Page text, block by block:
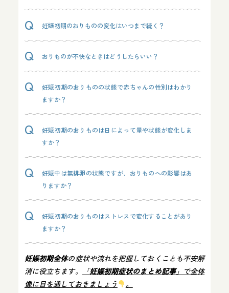
妊娠初期のおりものの変化はいつまで続く？
おりものが不快なときはどうしたらいい？
妊娠初期のおりものの状態で赤ちゃんの性別はわかり
ますか？
妊娠初期のおりものは日によって量や状態が変化しま
すか？
妊娠中は無排卵の状態ですが、おりものへの影響はあ
りますか？
妊娠初期のおりものはストレスで変化することがあり
ますか？
妊娠初期全体の症状や流れを把握しておくことも不安解
消に役立ちます。
「妊娠初期症状のまとめ記事」で全体
像に目を通しておきましょう
。